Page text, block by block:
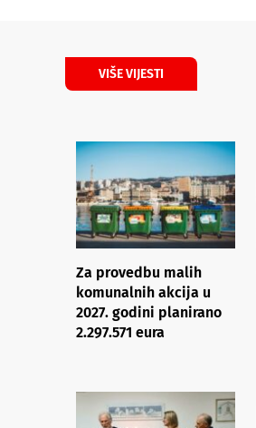
VIŠE VIJESTI
Za provedbu malih
komunalnih akcija u
2027. godini planirano
2.297.571 eura